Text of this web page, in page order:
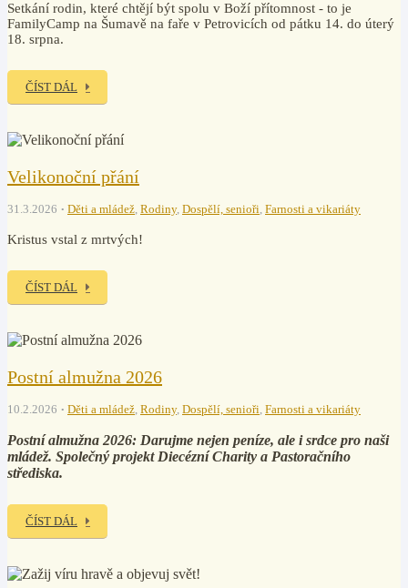
Setkání rodin, které chtějí být spolu v Boží přítomnost - to je
FamilyCamp na Šumavě na faře v Petrovicích od pátku 14. do úterý
18. srpna.
ČÍST DÁL
Velikonoční přání
31.3.2026 Děti a mládež, Rodiny, Dospělí, senioři, Farnosti a vikariáty
Kristus vstal z mrtvých!
ČÍST DÁL
Postní almužna 2026
10.2.2026 Děti a mládež, Rodiny, Dospělí, senioři, Farnosti a vikariáty
Postní almužna 2026: Darujme nejen peníze, ale i srdce pro naši
mládež. Společný projekt Diecézní Charity a Pastoračního
střediska.
ČÍST DÁL